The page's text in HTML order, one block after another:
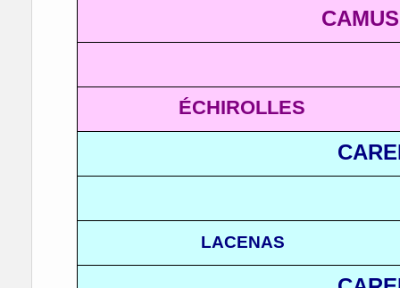
CAMUS
ÉCHIROLLES
LACENAS